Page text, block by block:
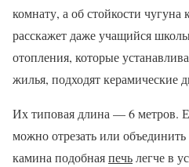
комнату, а об стойкости
расскажет даже учащийся
отопления, которые
жилья, подходят керамические
Их типовая длина — 6 метров.
можно отрезать или
камина подобнаяпечьлегче в